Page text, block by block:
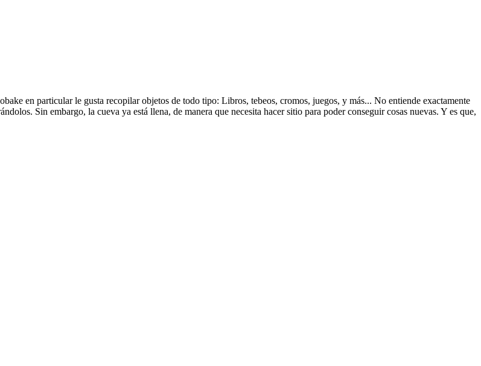
en particular le gusta recopilar objetos de todo tipo: Libros, tebeos, cromos, juegos, y más... No entiende exactamente
Sin embargo, la cueva ya está llena, de manera que necesita hacer sitio para poder conseguir cosas nuevas. Y es que,